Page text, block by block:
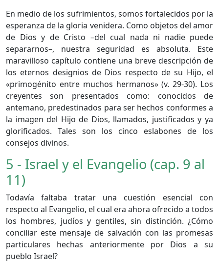
En medio de los sufrimientos, somos fortalecidos por la
esperanza de la gloria venidera. Como objetos del amor
de Dios y de Cristo –del cual nada ni nadie puede
separarnos–, nuestra seguridad es absoluta. Este
maravilloso capítulo contiene una breve descripción de
los eternos designios de Dios respecto de su Hijo, el
«primogénito entre muchos hermanos» (v. 29-30). Los
creyentes son presentados como: conocidos de
antemano, predestinados para ser hechos conformes a
la imagen del Hijo de Dios, llamados, justificados y ya
glorificados. Tales son los cinco eslabones de los
consejos divinos.
5 - Israel y el Evangelio (cap. 9 al
11)
Todavía faltaba tratar una cuestión esencial con
respecto al Evangelio, el cual era ahora ofrecido a todos
los hombres, judíos y gentiles, sin distinción. ¿Cómo
conciliar este mensaje de salvación con las promesas
particulares hechas anteriormente por Dios a su
pueblo Israel?